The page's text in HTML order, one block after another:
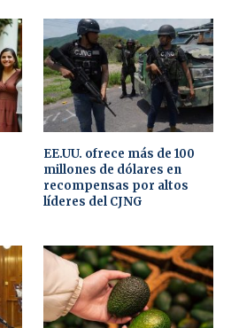
EE.UU. ofrece más de 100
millones de dólares en
recompensas por altos
líderes del CJNG